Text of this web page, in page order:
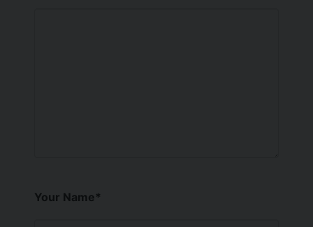
Your Name*